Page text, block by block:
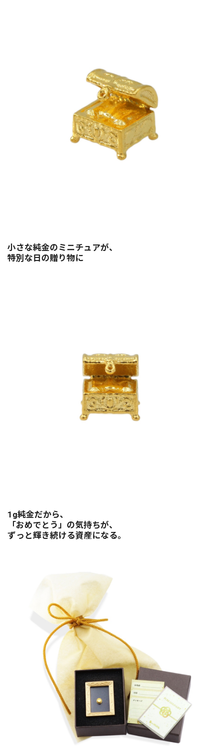
小さな純金のミニチュアが、
特別な日の贈り物に
1g純金だから、
「おめでとう」の気持ちが、
ずっと輝き続ける資産になる。